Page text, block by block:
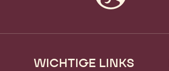
Footer
WICHTIGE LINKS